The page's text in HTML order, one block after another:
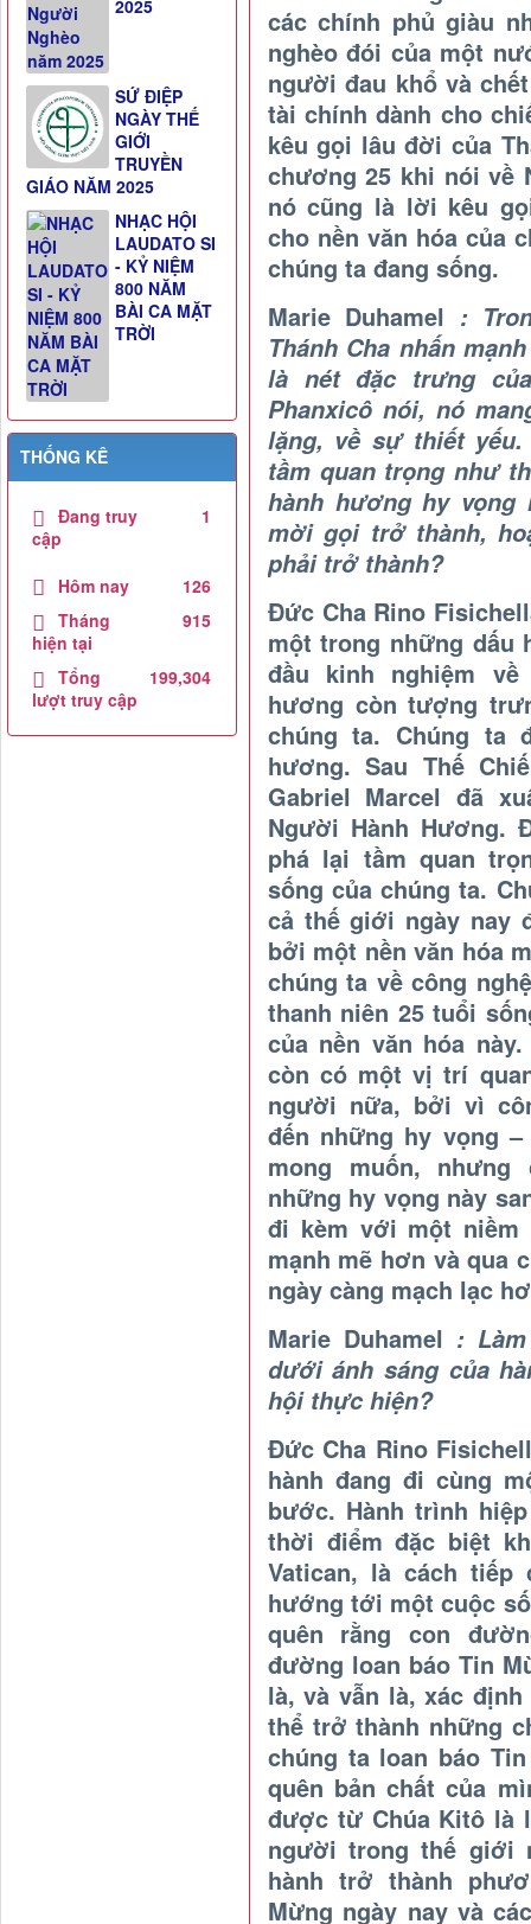
các chính phủ giàu
nghèo đói của một
người đau khổ và
tài chính dành cho
kêu gọi lâu đời của
chương 25 khi nói về
nó cũng là lời kêu
cho nền văn hóa của
chúng ta đang sống.
Marie Duhamel :
Thánh Cha nhấn
là nét đặc trưng
Phanxicô nói, nó
lặng, về sự thiết
tầm quan trọng như
hành hương hy
mời gọi trở thành,
phải trở thành?
Đức Cha Rino
một trong những dấu
đầu kinh nghiệm về
hương còn tượng
chúng ta. Chúng ta
hương. Sau Thế
Gabriel Marcel đã
Người Hành Hương.
phá lại tầm quan
sống của chúng ta.
cả thế giới ngày nay
bởi một nền văn hóa
chúng ta về công
thanh niên 25 tuổi
của nền văn hóa
còn có một vị trí
người nữa, bởi vì
đến những hy vọng
mong muốn,
những hy vọng này
đi kèm với một
mạnh mẽ hơn và qua
ngày càng mạch lạc
Marie Duhamel :
dưới ánh sáng của
hội thực hiện?
Đức Cha Rino
hành đang đi cùng
bước. Hành trình
thời điểm đặc biệt
Vatican, là cách tiếp
hướng tới một cuộc
quên rằng con
đường loan báo Tin
là, và vẫn là, xác
thể trở thành những
chúng ta loan báo
quên bản chất của
được từ Chúa Kitô là
người trong thế giới
hành trở thành
Mừng ngày nay và
2025
SỨ ĐIỆP
NGÀY THẾ
GIỚI
TRUYỀN
GIÁO NĂM 2025
NHẠC HỘI
LAUDATO SI
- KỶ NIỆM
800 NĂM
BÀI CA MẶT
TRỜI
THỐNG KÊ
Đang truy
cập
1
Hôm nay
126
Tháng
hiện tại
915
Tổng
lượt truy cập
199,304